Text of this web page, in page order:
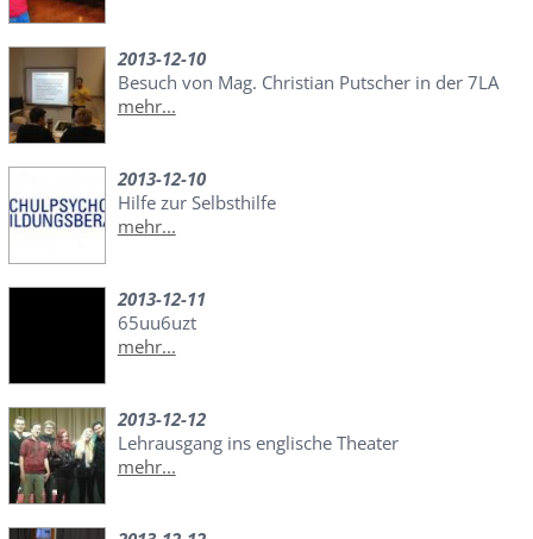
2013-12-10
Besuch von Mag. Christian Putscher in der 7LA
mehr...
2013-12-10
Hilfe zur Selbsthilfe
mehr...
2013-12-11
65uu6uzt
mehr...
2013-12-12
Lehrausgang ins englische Theater
mehr...